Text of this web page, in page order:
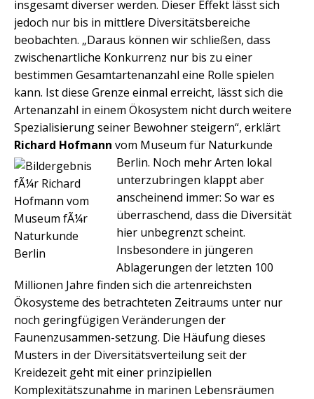
insgesamt diverser werden. Dieser Effekt lässt sich
jedoch nur bis in mittlere Diversitätsbereiche
beobachten. „Daraus können wir schließen, dass
zwischenartliche Konkurrenz nur bis zu einer
bestimmen Gesamtartenanzahl eine Rolle spielen
kann. Ist diese Grenze einmal erreicht, lässt sich die
Artenanzahl in einem Ökosystem nicht durch weitere
Spezialisierung seiner Bewohner steigern“, erklärt
Richard Hofmann vom Museum für Naturkunde
Berlin. Noch mehr Arten lokal
unterzubringen klappt aber
anscheinend immer: So war es
überraschend, dass die Diversität
hier unbegrenzt scheint.
Insbesondere in jüngeren
Ablagerungen der letzten 100
Millionen Jahre finden sich die artenreichsten
Ökosysteme des betrachteten Zeitraums unter nur
noch geringfügigen Veränderungen der
Faunenzusammen-setzung. Die Häufung dieses
Musters in der Diversitätsverteilung seit der
Kreidezeit geht mit einer prinzipiellen
Komplexitätszunahme in marinen Lebensräumen